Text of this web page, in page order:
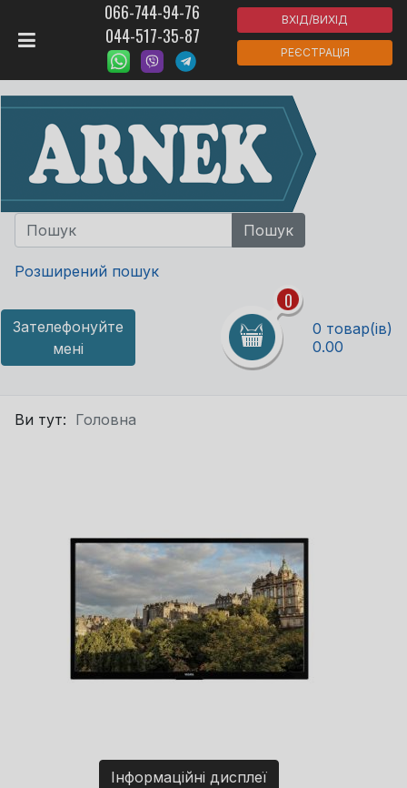
066-744-94-76
044-517-35-87
ВХІД/ВИХІД
РЕЄСТРАЦІЯ
Розширений пошук
Зателефонуйте
мені
0
0 товар(ів)
0.00
Ви тут: Головна
Інформаційні дисплеї